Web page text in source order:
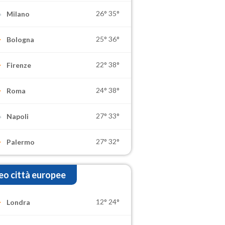
Milano 26° 35°
Bologna 25° 36°
Firenze 22° 38°
Roma 24° 38°
Napoli 27° 33°
Palermo 27° 32°
città europee
Londra 12° 24°